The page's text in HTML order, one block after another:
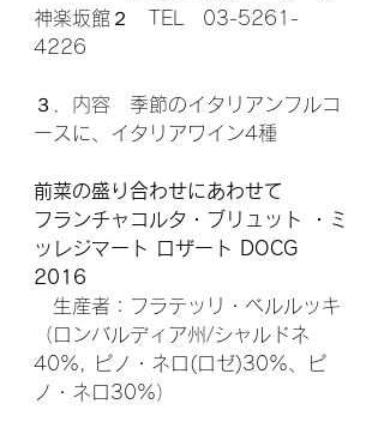
神楽坂館２　TEL　03-5261-
4226
３．内容　季節のイタリアンフルコ
ースに、イタリアワイン4種
前菜の盛り合わせにあわせて
フランチャコルタ・ブリュット ・ミ
ッレジマート ロザート DOCG
2016
生産者：フラテッリ・ベルルッキ
（ロンバルディア州/シャルドネ
40%, ピノ・ネロ(ロゼ)30%、ピ
ノ・ネロ30%）